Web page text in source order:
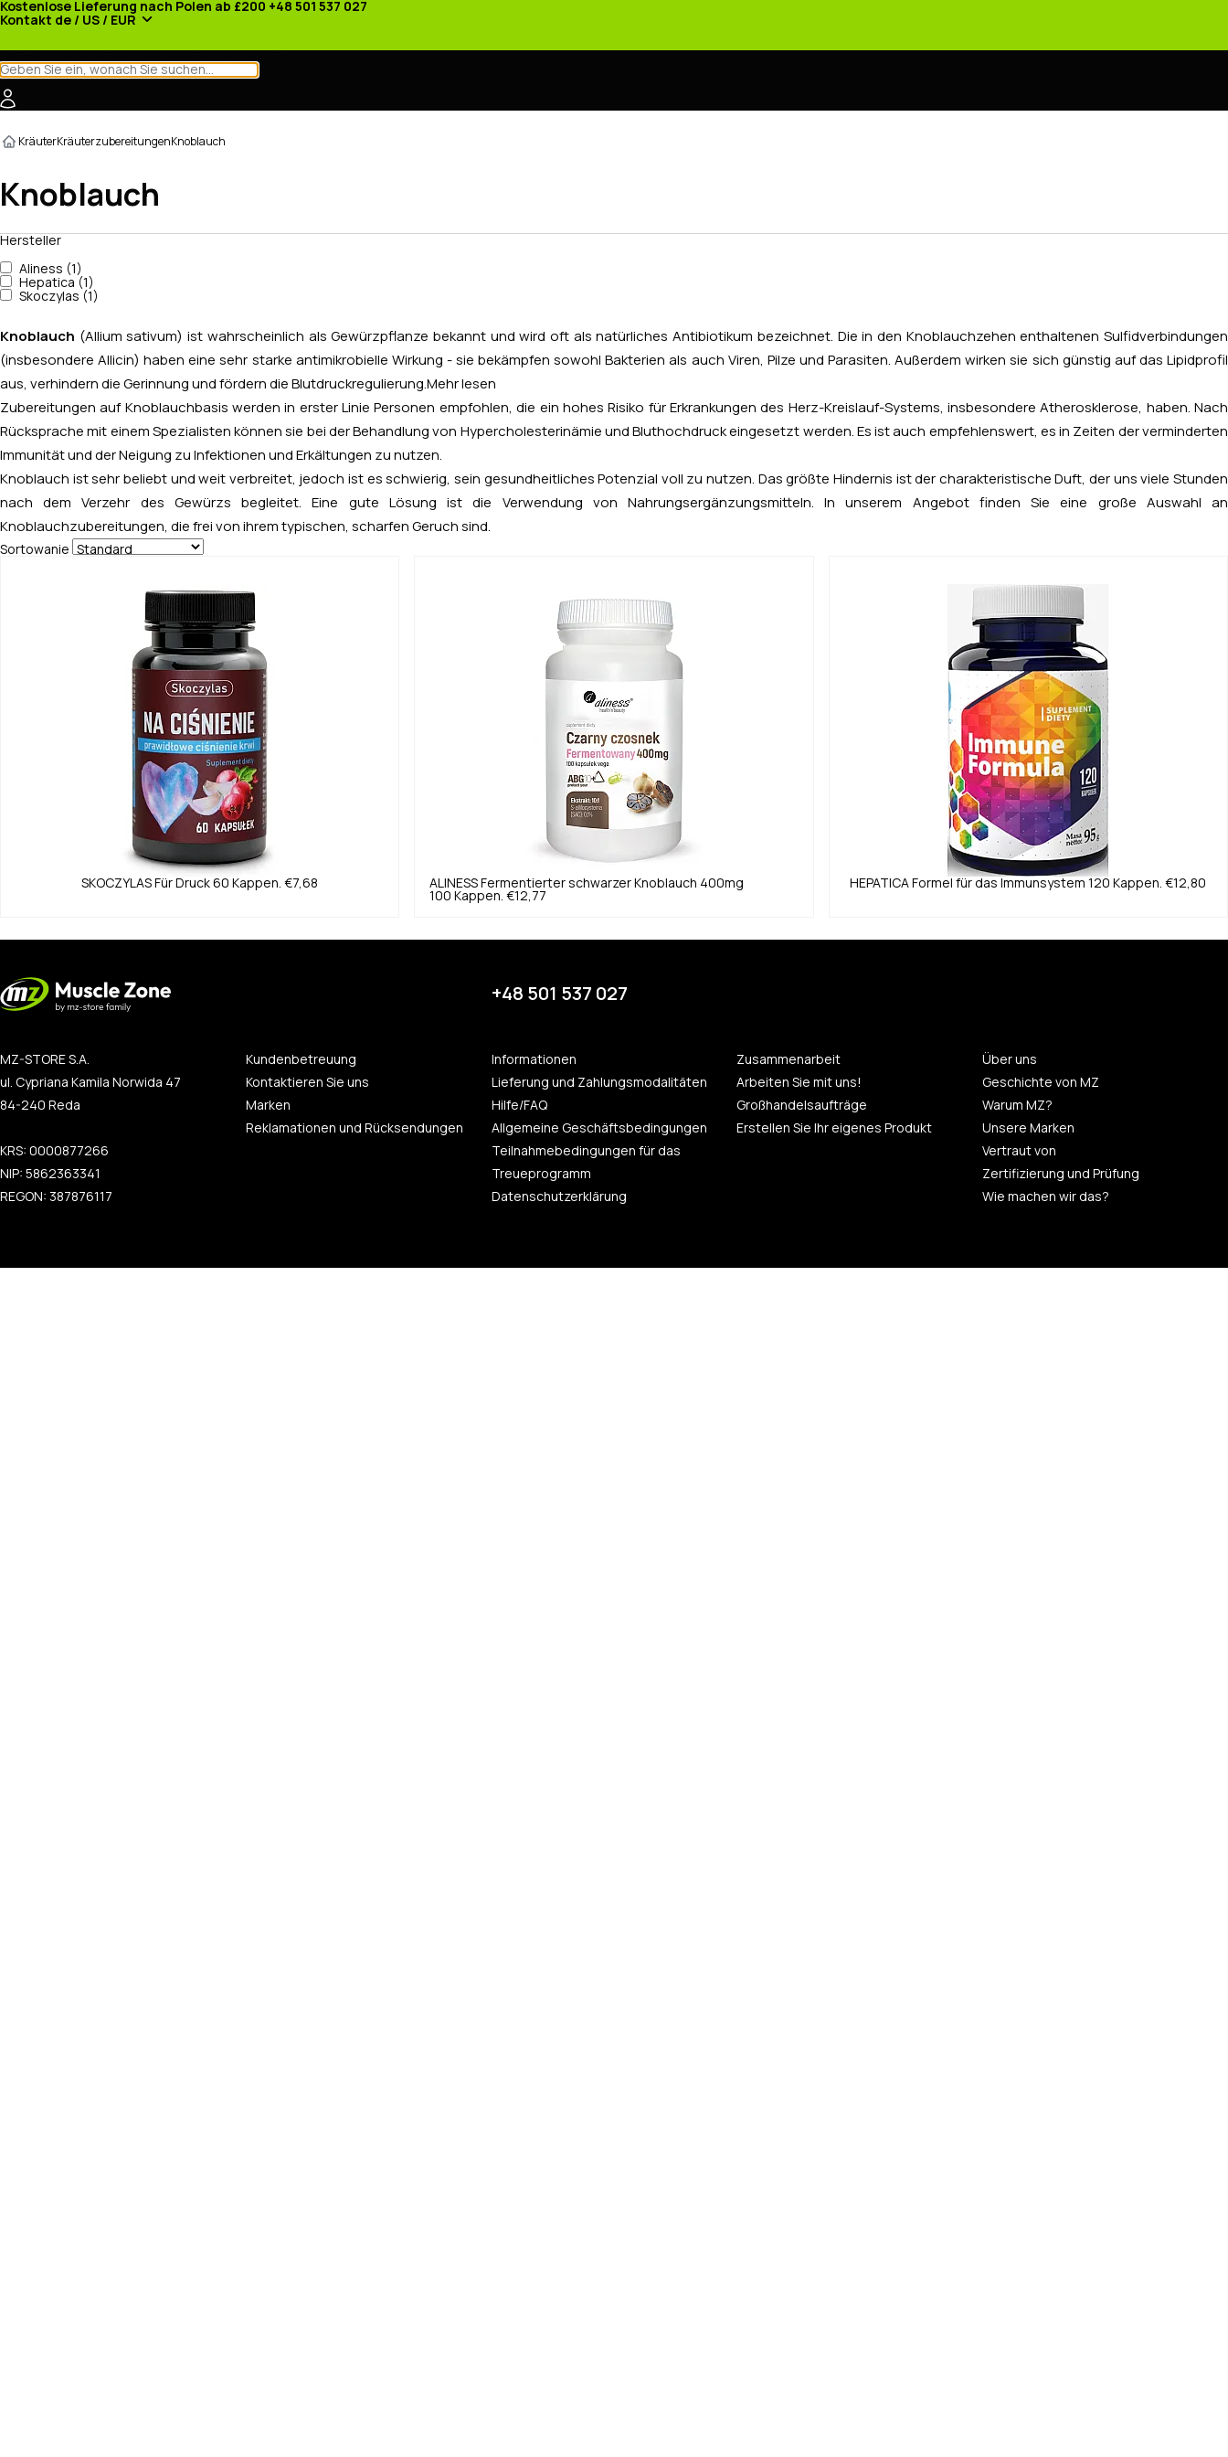
Kostenlose Lieferung nach Polen ab £200 +48 501 537 027
Kontakt de / US / EUR
KräuterKräuterzubereitungenKnoblauch
Knoblauch
Hersteller
Aliness (1)
Hepatica (1)
Skoczylas (1)
Knoblauch (Allium sativum) ist wahrscheinlich als Gewürzpflanze bekannt und wird oft als natürliches Antibiotikum bezeichnet. Die in den Knoblauchzehen enthaltenen Sulfidverbindungen
(insbesondere Allicin) haben eine sehr starke antimikrobielle Wirkung - sie bekämpfen sowohl Bakterien als auch Viren, Pilze und Parasiten. Außerdem wirken sie sich günstig auf das Lipidprofil
aus, verhindern die Gerinnung und fördern die Blutdruckregulierung. Mehr lesen
Zubereitungen auf Knoblauchbasis werden in erster Linie Personen empfohlen, die ein hohes Risiko für Erkrankungen des Herz-Kreislauf-Systems, insbesondere Atherosklerose, haben. Nach
Rücksprache mit einem Spezialisten können sie bei der Behandlung von Hypercholesterinämie und Bluthochdruck eingesetzt werden. Es ist auch empfehlenswert, es in Zeiten der verminderten
Immunität und der Neigung zu Infektionen und Erkältungen zu nutzen.
Knoblauch ist sehr beliebt und weit verbreitet, jedoch ist es schwierig, sein gesundheitliches Potenzial voll zu nutzen. Das größte Hindernis ist der charakteristische Duft, der uns viele Stunden
nach dem Verzehr des Gewürzs begleitet. Eine gute Lösung ist die Verwendung von Nahrungsergänzungsmitteln. In unserem Angebot finden Sie eine große Auswahl an
Knoblauchzubereitungen, die frei von ihrem typischen, scharfen Geruch sind.
Sortowanie
SKOCZYLAS Für Druck 60 Kappen. €7,68 ALINESS Fermentierter schwarzer Knoblauch 400mg
100 Kappen. €12,77
HEPATICA Formel für das Immunsystem 120 Kappen. €12,80
+48 501 537 027
MZ-STORE S.A.
ul. Cypriana Kamila Norwida 47
84-240 Reda
KRS: 0000877266
NIP: 5862363341
REGON: 387876117
Kundenbetreuung
Kontaktieren Sie uns
Marken
Reklamationen und Rücksendungen
Informationen
Lieferung und Zahlungsmodalitäten
Hilfe/FAQ
Allgemeine Geschäftsbedingungen
Teilnahmebedingungen für das
Treueprogramm
Datenschutzerklärung
Zusammenarbeit
Arbeiten Sie mit uns!
Großhandelsaufträge
Erstellen Sie Ihr eigenes Produkt
Über uns
Geschichte von MZ
Warum MZ?
Unsere Marken
Vertraut von
Zertifizierung und Prüfung
Wie machen wir das?